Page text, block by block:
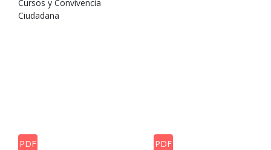
Cursos y Convivencia
Ciudadana
PDF PDF